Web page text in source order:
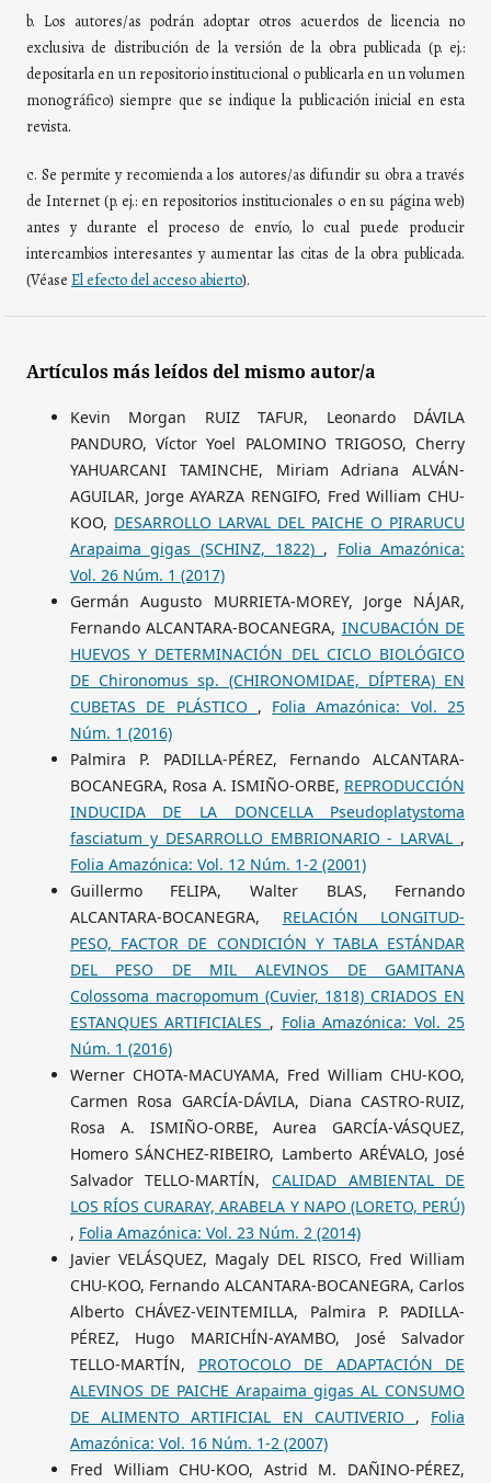
b. Los autores/as podrán adoptar otros acuerdos de licencia no
exclusiva de distribución de la versión de la obra publicada (p. ej.:
depositarla en un repositorio institucional o publicarla en un volumen
monográfico) siempre que se indique la publicación inicial en esta
revista.
c. Se permite y recomienda a los autores/as difundir su obra a través
de Internet (p. ej.: en repositorios institucionales o en su página web)
antes y durante el proceso de envío, lo cual puede producir
intercambios interesantes y aumentar las citas de la obra publicada.
(Véase El efecto del acceso abierto).
Artículos más leídos del mismo autor/a
Kevin Morgan RUIZ TAFUR, Leonardo DÁVILA
PANDURO, Víctor Yoel PALOMINO TRIGOSO, Cherry
YAHUARCANI TAMINCHE, Miriam Adriana ALVÁN-
AGUILAR, Jorge AYARZA RENGIFO, Fred William CHU-
KOO, DESARROLLO LARVAL DEL PAICHE O PIRARUCU
Arapaima gigas (SCHINZ, 1822) , Folia Amazónica:
Vol. 26 Núm. 1 (2017)
Germán Augusto MURRIETA-MOREY, Jorge NÁJAR,
Fernando ALCANTARA-BOCANEGRA, INCUBACIÓN DE
HUEVOS Y DETERMINACIÓN DEL CICLO BIOLÓGICO
DE Chironomus sp. (CHIRONOMIDAE, DÍPTERA) EN
CUBETAS DE PLÁSTICO , Folia Amazónica: Vol. 25
Núm. 1 (2016)
Palmira P. PADILLA-PÉREZ, Fernando ALCANTARA-
BOCANEGRA, Rosa A. ISMIÑO-ORBE, REPRODUCCIÓN
INDUCIDA DE LA DONCELLA Pseudoplatystoma
fasciatum y DESARROLLO EMBRIONARIO - LARVAL ,
Folia Amazónica: Vol. 12 Núm. 1-2 (2001)
Guillermo FELIPA, Walter BLAS, Fernando
ALCANTARA-BOCANEGRA, RELACIÓN LONGITUD-
PESO, FACTOR DE CONDICIÓN Y TABLA ESTÁNDAR
DEL PESO DE MIL ALEVINOS DE GAMITANA
Colossoma macropomum (Cuvier, 1818) CRIADOS EN
ESTANQUES ARTIFICIALES , Folia Amazónica: Vol. 25
Núm. 1 (2016)
Werner CHOTA-MACUYAMA, Fred William CHU-KOO,
Carmen Rosa GARCÍA-DÁVILA, Diana CASTRO-RUIZ,
Rosa A. ISMIÑO-ORBE, Aurea GARCÍA-VÁSQUEZ,
Homero SÁNCHEZ-RIBEIRO, Lamberto ARÉVALO, José
Salvador TELLO-MARTÍN, CALIDAD AMBIENTAL DE
LOS RÍOS CURARAY, ARABELA Y NAPO (LORETO, PERÚ)
, Folia Amazónica: Vol. 23 Núm. 2 (2014)
Javier VELÁSQUEZ, Magaly DEL RISCO, Fred William
CHU-KOO, Fernando ALCANTARA-BOCANEGRA, Carlos
Alberto CHÁVEZ-VEINTEMILLA, Palmira P. PADILLA-
PÉREZ, Hugo MARICHÍN-AYAMBO, José Salvador
TELLO-MARTÍN, PROTOCOLO DE ADAPTACIÓN DE
ALEVINOS DE PAICHE Arapaima gigas AL CONSUMO
DE ALIMENTO ARTIFICIAL EN CAUTIVERIO , Folia
Amazónica: Vol. 16 Núm. 1-2 (2007)
Fred William CHU-KOO, Astrid M. DAÑINO-PÉREZ,